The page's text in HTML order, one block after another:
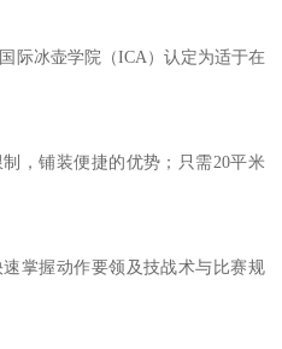
际冰壶学院（ICA）认定为适于在
，铺装便捷的优势；只需20平米
掌握动作要领及技战术与比赛规